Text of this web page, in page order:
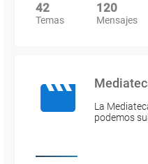
42
Temas
120
Mensajes
La
podemos